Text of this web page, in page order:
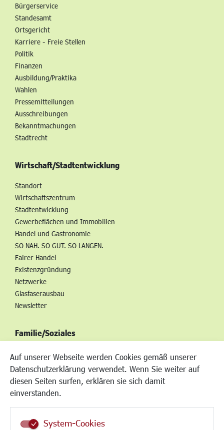
Auf unserer Webseite werden Cookies gemäß unserer
Datenschutzerklärung verwendet. Wenn Sie weiter auf
diesen Seiten surfen, erklären sie sich damit
einverstanden.
System-Cookies
Bürgerservice
Standesamt
Ortsgericht
Karriere - Freie Stellen
Politik
Finanzen
Ausbildung/Praktika
Wahlen
Pressemitteilungen
Ausschreibungen
Bekanntmachungen
Stadtrecht
Wirtschaft/Stadtentwicklung
Standort
Wirtschaftszentrum
Stadtentwicklung
Gewerbeflächen und Immobilien
Handel und Gastronomie
SO NAH. SO GUT. SO LANGEN.
Fairer Handel
Existenzgründung
Netzwerke
Glasfaserausbau
Newsletter
Familie/Soziales
Kinderbetreuung
Kinder und Jugend
Institutionen für Familien
Frauen
Schule